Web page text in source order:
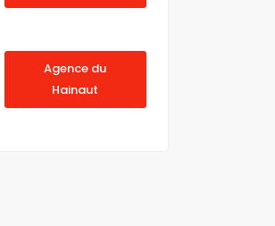
Agence du
Hainaut